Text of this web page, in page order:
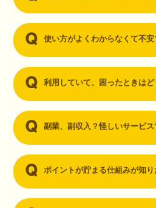
使い方がよくわからなくて不安
利用していて、困ったときは
副業、副収入？怪しいサービス
ポイントが貯まる仕組みが知